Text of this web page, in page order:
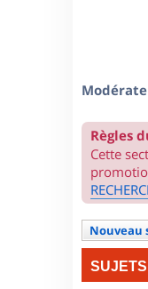
Règles
Cette
Nouveau
SUJETS